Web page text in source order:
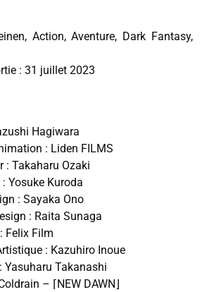
Action, Aventure, Dark Fantasy,
: 31 juillet 2023
Hagiwara
: Liden FILMS
: Takaharu Ozaki
Yosuke Kuroda
: Sayaka Ono
: Raita Sunaga
Felix Film
: Kazuhiro Inoue
Yasuharu Takanashi
– ⌈NEW DAWN⌋